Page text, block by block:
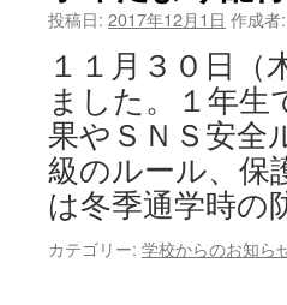
投稿日: 2017年12月1日 作成者:
１１月３０日（
ました。１年
果やＳＮＳ安全
級のルール、保
は冬季通学時の
カテゴリー: 学校からのお知ら